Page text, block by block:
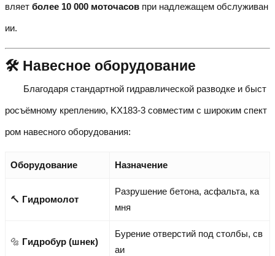
вляет более 10 000 моточасов при надлежащем обслуживан
ии.
🛠️ Навесное оборудование
Благодаря стандартной гидравлической разводке и быст
росъёмному креплению, KX183-3 совместим с широким спект
ром навесного оборудования:
Оборудование Назначение
🔨 Гидромолот
Разрушение бетона, асфальта, ка
мня
🔩 Гидробур (шнек)
Бурение отверстий под столбы, св
аи